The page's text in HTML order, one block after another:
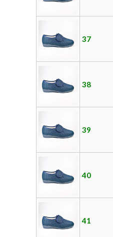
37
38
39
40
41